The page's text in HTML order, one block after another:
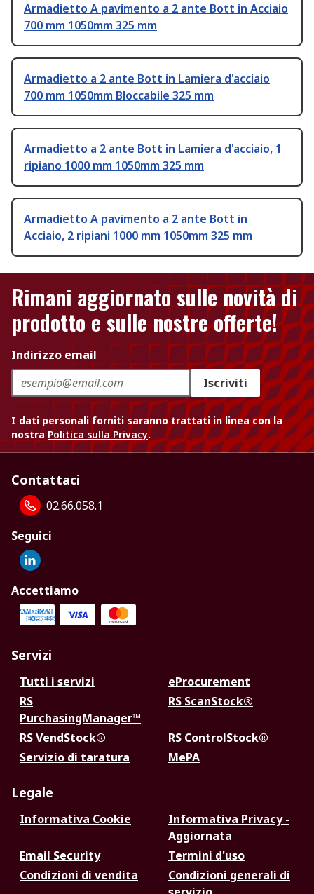
Armadietto A pavimento a 2 ante Bott in Acciaio
700 mm 1050mm 325 mm
Armadietto a 2 ante Bott in Lamiera d'acciaio
700 mm 1050mm Bloccabile 325 mm
Armadietto a 2 ante Bott in Lamiera d'acciaio, 1
ripiano 1000 mm 1050mm 325 mm
Armadietto A pavimento a 2 ante Bott in
Acciaio, 2 ripiani 1000 mm 1050mm 325 mm
Rimani aggiornato sulle novità di
prodotto e sulle nostre offerte!
Indirizzo email
Iscriviti
I dati personali forniti saranno trattati in linea con la
nostra Politica sulla Privacy.
Contattaci
02.66.058.1
Seguici
Accettiamo
Servizi
Tutti i servizi
eProcurement
RS
PurchasingManager™
RS ScanStock®
RS VendStock®
RS ControlStock®
Servizio di taratura
MePA
Legale
Informativa Cookie
Informativa Privacy -
Aggiornata
Email Security
Termini d'uso
Condizioni di vendita
Condizioni generali di